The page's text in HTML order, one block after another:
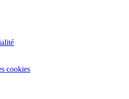
cookies